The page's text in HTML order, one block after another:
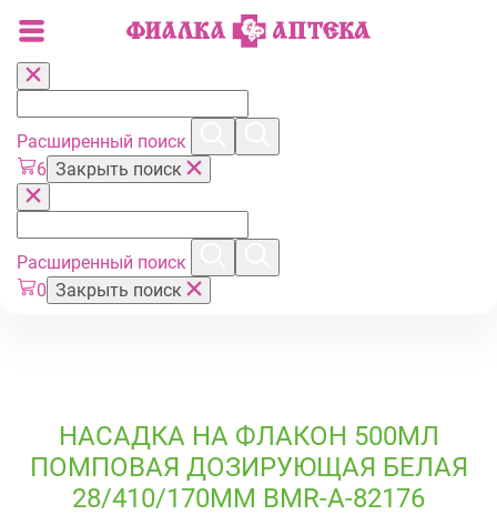
Расширенный поиск
6 Закрыть поиск
Расширенный поиск
0 Закрыть поиск
НАСАДКА НА ФЛАКОН 500МЛ
ПОМПОВАЯ ДОЗИРУЮЩАЯ БЕЛАЯ
28/410/170ММ BMR-A-82176